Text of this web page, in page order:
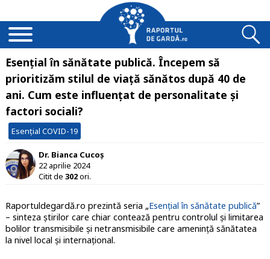
Esențial în sănătate publică. Începem să
prioritizăm stilul de viață sănătos după 40 de
ani. Cum este influențat de personalitate și
factori sociali?
Esențial COVID-19
Dr. Bianca Cucoș
22 aprilie 2024
Citit de 302ori.
Raportuldegardă.ro prezintă seria „Esențial în sănătate publică”
– sinteza știrilor care chiar contează pentru controlul și limitarea
bolilor transmisibile și netransmisibile care amenință sănătatea
la nivel local și internațional.